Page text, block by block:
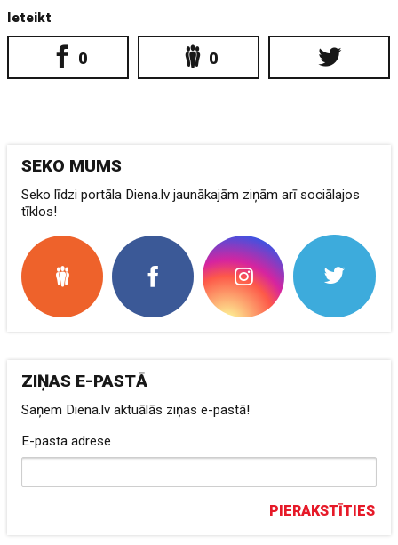
Ieteikt
0 0
SEKO MUMS
Seko līdzi portāla Diena.lv jaunākajām ziņām arī sociālajos
tīklos!
ZIŅAS E-PASTĀ
Saņem Diena.lv aktuālās ziņas e-pastā!
E-pasta adrese
PIERAKSTĪTIES